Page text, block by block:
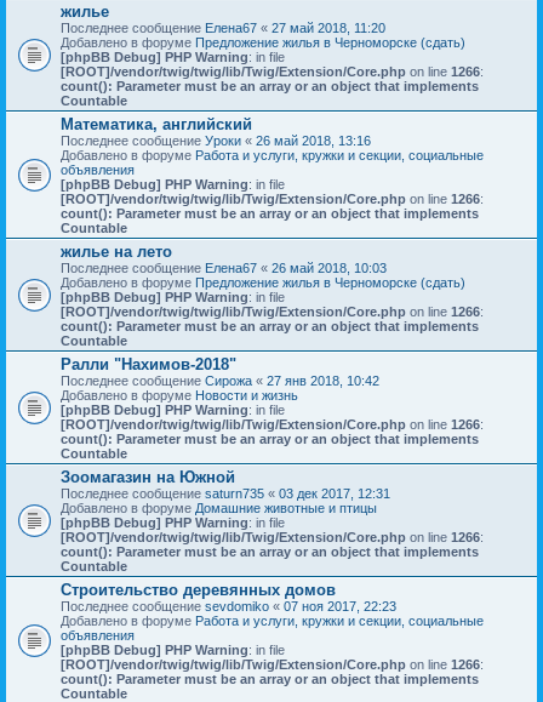
жилье
Последнее сообщение Елена67 « 27 май 2018, 11:20
Добавлено в форуме Предложение жилья в Черноморске (сдать)
[phpBB Debug] PHP Warning: in file
[ROOT]/vendor/twig/twig/lib/Twig/Extension/Core.php on line 1266:
count(): Parameter must be an array or an object that implements
Countable
Математика, английский
Последнее сообщение Уроки « 26 май 2018, 13:16
Добавлено в форуме Работа и услуги, кружки и секции, социальные
объявления
[phpBB Debug] PHP Warning: in file
[ROOT]/vendor/twig/twig/lib/Twig/Extension/Core.php on line 1266:
count(): Parameter must be an array or an object that implements
Countable
жилье на лето
Последнее сообщение Елена67 « 26 май 2018, 10:03
Добавлено в форуме Предложение жилья в Черноморске (сдать)
[phpBB Debug] PHP Warning: in file
[ROOT]/vendor/twig/twig/lib/Twig/Extension/Core.php on line 1266:
count(): Parameter must be an array or an object that implements
Countable
Ралли "Нахимов-2018"
Последнее сообщение Сирожа « 27 янв 2018, 10:42
Добавлено в форуме Новости и жизнь
[phpBB Debug] PHP Warning: in file
[ROOT]/vendor/twig/twig/lib/Twig/Extension/Core.php on line 1266:
count(): Parameter must be an array or an object that implements
Countable
Зоомагазин на Южной
Последнее сообщение saturn735 « 03 дек 2017, 12:31
Добавлено в форуме Домашние животные и птицы
[phpBB Debug] PHP Warning: in file
[ROOT]/vendor/twig/twig/lib/Twig/Extension/Core.php on line 1266:
count(): Parameter must be an array or an object that implements
Countable
Строительство деревянных домов
Последнее сообщение sevdomiko « 07 ноя 2017, 22:23
Добавлено в форуме Работа и услуги, кружки и секции, социальные
объявления
[phpBB Debug] PHP Warning: in file
[ROOT]/vendor/twig/twig/lib/Twig/Extension/Core.php on line 1266:
count(): Parameter must be an array or an object that implements
Countable